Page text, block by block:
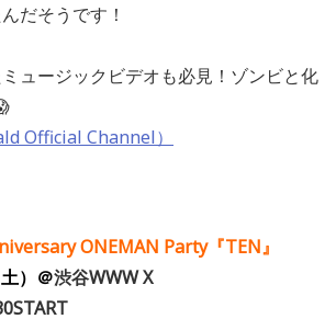
だそうです！
ュージックビデオも必見！ゾンビと化
Official Channel）
ONEMAN Party『TEN』
）＠渋谷WWW X